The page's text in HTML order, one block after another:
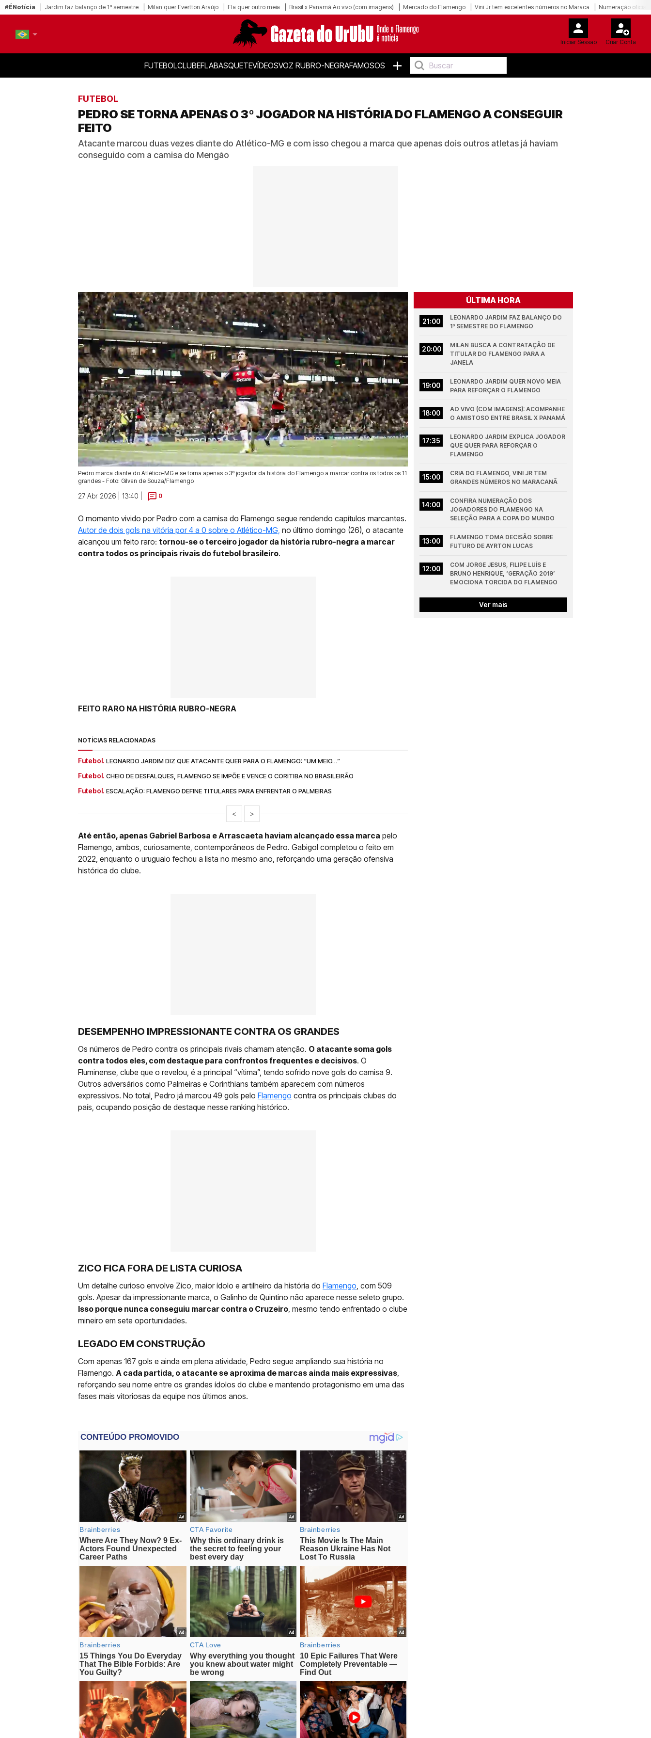
#ÉNotícia Jardim faz balanço de 1º semestre Milan quer Evertton Araújo Fla quer outro meia Brasil x Panamá Ao vivo (com imagens) Mercado do Flamengo Vini Jr tem excelentes números no Maraca Numeração oficial
Iniciar Sessão Criar Conta
FUTEBOLCLUBEFLABASQUETEVÍDEOSVOZ RUBRO-NEGRAFAMOSOS +
FUTEBOL
PEDRO SE TORNA APENAS O 3º JOGADOR NA HISTÓRIA DO FLAMENGO A CONSEGUIR
FEITO
Atacante marcou duas vezes diante do Atlético-MG e com isso chegou a marca que apenas dois outros atletas já haviam
conseguido com a camisa do Mengão
Pedro marca diante do Atlético-MG e se torna apenas o 3º jogador da história do Flamengo a marcar contra os todos os 11
grandes - Foto: Gilvan de Souza/Flamengo
27 Abr 2026 | 13:40 | 0
O momento vivido por Pedro com a camisa do Flamengo segue rendendo capítulos marcantes.
Autor de dois gols na vitória por 4 a 0 sobre o Atlético-MG, no último domingo (26), o atacante
alcançou um feito raro: tornou-se o terceiro jogador da história rubro-negra a marcar
contra todos os principais rivais do futebol brasileiro.
FEITO RARO NA HISTÓRIA RUBRO-NEGRA
NOTÍCIAS RELACIONADAS
Futebol. LEONARDO JARDIM DIZ QUE ATACANTE QUER PARA O FLAMENGO: “UM MEIO…”
Futebol. CHEIO DE DESFALQUES, FLAMENGO SE IMPÕE E VENCE O CORITIBA NO BRASILEIRÃO
Futebol. ESCALAÇÃO: FLAMENGO DEFINE TITULARES PARA ENFRENTAR O PALMEIRAS
< >
Até então, apenas Gabriel Barbosa e Arrascaeta haviam alcançado essa marca pelo
Flamengo, ambos, curiosamente, contemporâneos de Pedro. Gabigol completou o feito em
2022, enquanto o uruguaio fechou a lista no mesmo ano, reforçando uma geração ofensiva
histórica do clube.
DESEMPENHO IMPRESSIONANTE CONTRA OS GRANDES
Os números de Pedro contra os principais rivais chamam atenção. O atacante soma gols
contra todos eles, com destaque para confrontos frequentes e decisivos. O
Fluminense, clube que o revelou, é a principal “vítima”, tendo sofrido nove gols do camisa 9.
Outros adversários como Palmeiras e Corinthians também aparecem com números
expressivos. No total, Pedro já marcou 49 gols pelo Flamengo contra os principais clubes do
país, ocupando posição de destaque nesse ranking histórico.
ZICO FICA FORA DE LISTA CURIOSA
Um detalhe curioso envolve Zico, maior ídolo e artilheiro da história do Flamengo, com 509
gols. Apesar da impressionante marca, o Galinho de Quintino não aparece nesse seleto grupo.
Isso porque nunca conseguiu marcar contra o Cruzeiro, mesmo tendo enfrentado o clube
mineiro em sete oportunidades.
LEGADO EM CONSTRUÇÃO
Com apenas 167 gols e ainda em plena atividade, Pedro segue ampliando sua história no
Flamengo. A cada partida, o atacante se aproxima de marcas ainda mais expressivas,
reforçando seu nome entre os grandes ídolos do clube e mantendo protagonismo em uma das
fases mais vitoriosas da equipe nos últimos anos.
ÚLTIMA HORA
21:00
LEONARDO JARDIM FAZ BALANÇO DO
1º SEMESTRE DO FLAMENGO
20:00
MILAN BUSCA A CONTRATAÇÃO DE
TITULAR DO FLAMENGO PARA A
JANELA
19:00
LEONARDO JARDIM QUER NOVO MEIA
PARA REFORÇAR O FLAMENGO
18:00
AO VIVO (COM IMAGENS): ACOMPANHE
O AMISTOSO ENTRE BRASIL X PANAMÁ
17:35
LEONARDO JARDIM EXPLICA JOGADOR
QUE QUER PARA REFORÇAR O
FLAMENGO
15:00
CRIA DO FLAMENGO, VINI JR TEM
GRANDES NÚMEROS NO MARACANÃ
14:00
CONFIRA NUMERAÇÃO DOS
JOGADORES DO FLAMENGO NA
SELEÇÃO PARA A COPA DO MUNDO
13:00
FLAMENGO TOMA DECISÃO SOBRE
FUTURO DE AYRTON LUCAS
12:00
COM JORGE JESUS, FILIPE LUÍS E
BRUNO HENRIQUE, ‘GERAÇÃO 2019’
EMOCIONA TORCIDA DO FLAMENGO
Ver mais